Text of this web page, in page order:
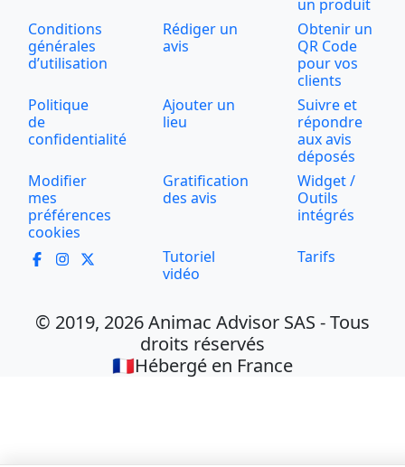
un produit
Conditions
générales
d’utilisation
Rédiger un
avis
Obtenir un
QR Code
pour vos
clients
Politique
de
confidentialité
Ajouter un
lieu
Suivre et
répondre
aux avis
déposés
Modifier
mes
préférences
cookies
Gratification
des avis
Widget /
Outils
intégrés
Tutoriel
vidéo
Tarifs
© 2019, 2026 Animac Advisor SAS - Tous
droits réservés
🇫🇷Hébergé en France